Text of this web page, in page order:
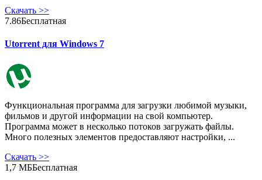
Скачать >>
7.86Бесплатная
Utorrent для Windows 7
Функциональная программа для загрузки любимой музыки,
фильмов и другой информации на свой компьютер.
Программа может в несколько потоков загружать файлы.
Много полезных элементов предоставляют настройки, ...
Скачать >>
1,7 МББесплатная